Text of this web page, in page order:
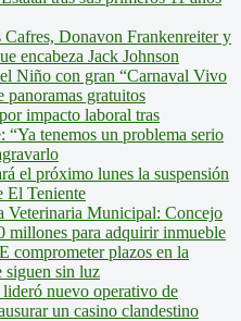
Donavon Frankenreiter y
encabeza Jack Johnson
Niño con gran “Carnaval Vivo
panoramas gratuitos
impacto laboral tras
tenemos un problema serio
el próximo lunes la suspensión
El Teniente
Veterinaria Municipal: Concejo
millones para adquirir inmueble
comprometer plazos en la
siguen sin luz
nuevo operativo de
un casino clandestino